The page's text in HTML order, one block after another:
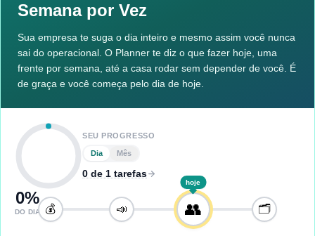
Semana por Vez
Sua empresa te suga o dia inteiro e mesmo assim você nunca
sai do operacional. O Planner te diz o que fazer hoje, uma
frente por semana, até a casa rodar sem depender de você. É
de graça e você começa pelo dia de hoje.
0%
DO DIA
SEU PROGRESSO
Dia Mês
0 de 1 tarefas
hoje
💰 📣 👥 🗂️